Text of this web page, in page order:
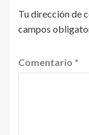
Tu dirección de
campos
Comentario *